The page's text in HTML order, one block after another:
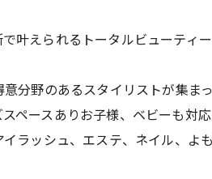
で叶えられるトータルビューティー
分野のあるスタイリストが集ま
ペースありお子様、ベビーも対応
ラッシュ、エステ、ネイル、よ